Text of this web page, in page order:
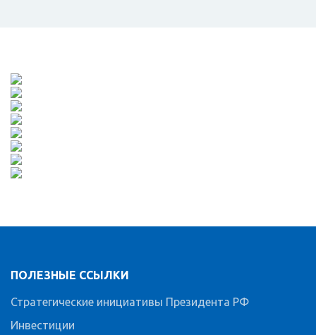
ПОЛЕЗНЫЕ ССЫЛКИ
Стратегические инициативы Президента РФ
Инвестиции